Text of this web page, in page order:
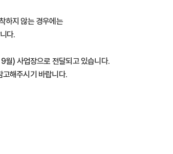
하지 않는 경우에는
다.
월) 사업장으로 전달되고 있습니다.
고해주시기 바랍니다.